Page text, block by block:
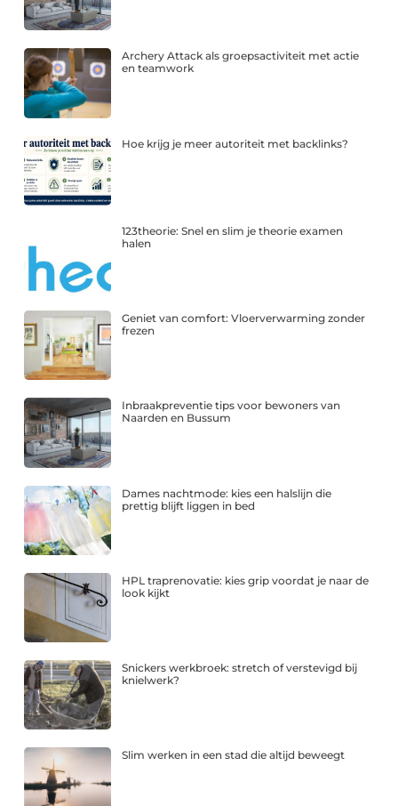
Archery Attack als groepsactiviteit met actie
en teamwork
Hoe krijg je meer autoriteit met backlinks?
123theorie: Snel en slim je theorie examen
halen
Geniet van comfort: Vloerverwarming zonder
frezen
Inbraakpreventie tips voor bewoners van
Naarden en Bussum
Dames nachtmode: kies een halslijn die
prettig blijft liggen in bed
HPL traprenovatie: kies grip voordat je naar de
look kijkt
Snickers werkbroek: stretch of verstevigd bij
knielwerk?
Slim werken in een stad die altijd beweegt